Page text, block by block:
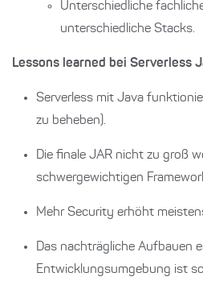
Unterschiedliche
unterschiedliche Stacks.
Lessons learned bei Serverless
Serverless mit Java
zu beheben).
Die finale JAR nicht zu groß
schwergewichtigen
Mehr Security erhöht
Das nachträgliche Aufbauen
Entwicklungsumgebung ist